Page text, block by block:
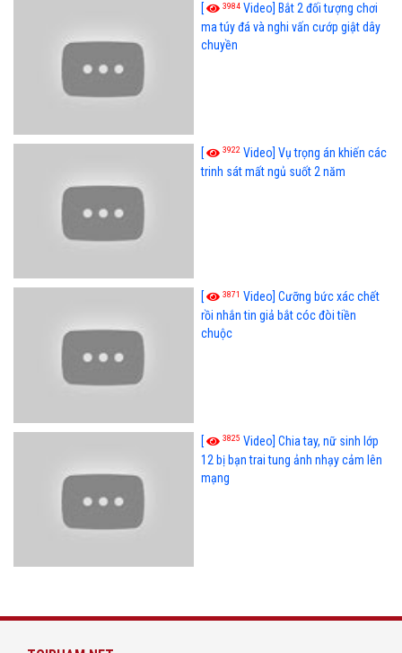
[ 3984 Video] Bắt 2 đối tượng chơi
ma túy đá và nghi vấn cướp giật dây
chuyền
[ 3922 Video] Vụ trọng án khiến các
trinh sát mất ngủ suốt 2 năm
[ 3871 Video] Cưỡng bức xác chết
rồi nhắn tin giả bắt cóc đòi tiền
chuộc
[ 3825 Video] Chia tay, nữ sinh lớp
12 bị bạn trai tung ảnh nhạy cảm lên
mạng